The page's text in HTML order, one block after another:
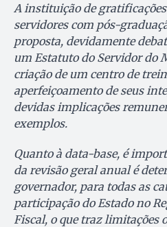
A instituição de
servidores com pós-
proposta, devidamente
um Estatuto do Servidor do
criação de um centro de
aperfeiçoamento de seus
devidas implicações
exemplos.
Quanto à data-base, é
da revisão geral anual é
governador, para todas as
participação do Estado no
Fiscal, o que traz limitações